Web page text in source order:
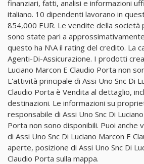
finanziari, fatti, analisi e informazioni
italiano. 10 dipendenti lavorano in
854,000 EUR. Le vendite della società
sono state pari a
questo ha N\A il rating del credito. La
Agenti-Di-Assicurazione. I prodotti
Luciano Marcon E Claudio Porta non
L'attività principale di Assi Uno Snc Di
Claudio Porta è Vendita al dettaglio,
destinazioni. Le informazioni su
responsabile di Assi Uno Snc Di
Porta non sono disponibili. Puoi anche
di Assi Uno Snc Di Luciano Marcon E
aperte, posizione di Assi Uno Snc Di
Claudio Porta sulla mappa.